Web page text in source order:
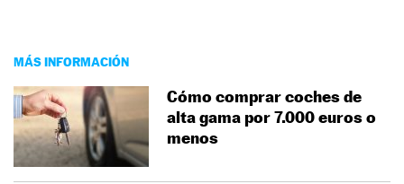
MÁS INFORMACIÓN
Cómo comprar coches de
alta gama por 7.000 euros o
menos